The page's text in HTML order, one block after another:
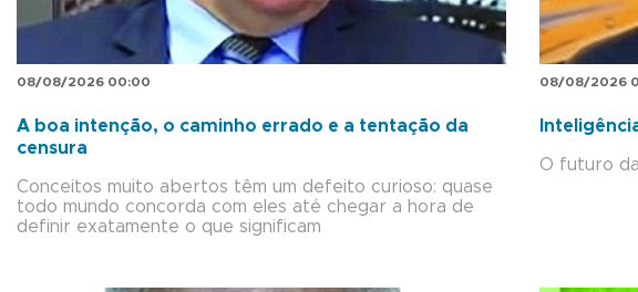
08/08/2026 00:00
A boa intenção, o caminho errado e a tentação da
censura
Conceitos muito abertos têm um defeito curioso: quase
todo mundo concorda com eles até chegar a hora de
definir exatamente o que significam
08/08/2026
O futuro